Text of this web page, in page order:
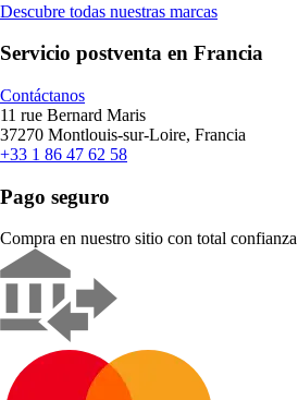
Descubre todas nuestras marcas
Servicio postventa en Francia
Contáctanos
11 rue Bernard Maris
37270 Montlouis-sur-Loire, Francia
+33 1 86 47 62 58
Pago seguro
Compra en nuestro sitio con total confianza